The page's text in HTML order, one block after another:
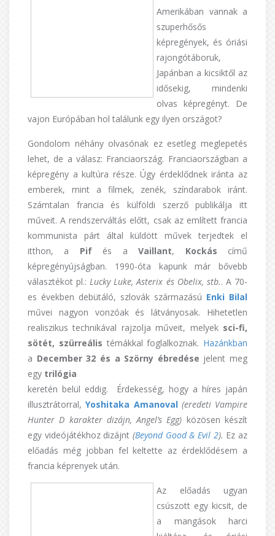
Amerikában vannak a
szuperhősős
képregények, és óriási
rajongótáboruk,
Japánban a kicsiktől az
idősekig, mindenki
olvas képregényt. De
vajon Európában hol találunk egy ilyen országot?
Gondolom néhány olvasónak ez esetleg meglepetés
lehet, de a válasz: Franciaország. Franciaországban a
képregény a kultúra része. Úgy érdeklődnek iránta az
emberek, mint a filmek, zenék, színdarabok iránt.
Számtalan francia és külföldi szerző publikálja itt
műveit. A rendszerváltás előtt, csak az említett francia
kommunista párt által küldött művek terjedtek el
itthon, a Pifés aVaillant, Kockás című
képregényújságban. 1990-óta kapunk már bővebb
választékot pl.:Lucky Luke, Asterix és Obelix, stb.. A 70-
es években debütáló, szlovák származású Enki Bilal
művei nagyon vonzóak és látványosak. Hihetetlen
realiszikus technikával rajzolja műveit, melyek sci-fi,
sötét, szürreális témákkal foglalkoznak. Hazánkban
a December 32 és a Szörny ébredése jelent meg
egy trilógia
keretén belül eddig. Érdekesség, hogy a híres japán
illusztrátorral,Yoshitaka Amanoval (eredeti Vampire
Hunter D karakter dizájn, Angel’s Egg) közösen készít
egy videójátékhoz dizájnt (Beyond Good & Evil 2). Ez az
előadás még jobban fel keltette az érdeklődésem a
francia képrenyek után.
Az előadás ugyan
csúszott egy kicsit, de
a mangások harci